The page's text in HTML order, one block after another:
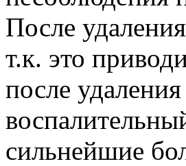
После
т.к. это
после
сильнейшие